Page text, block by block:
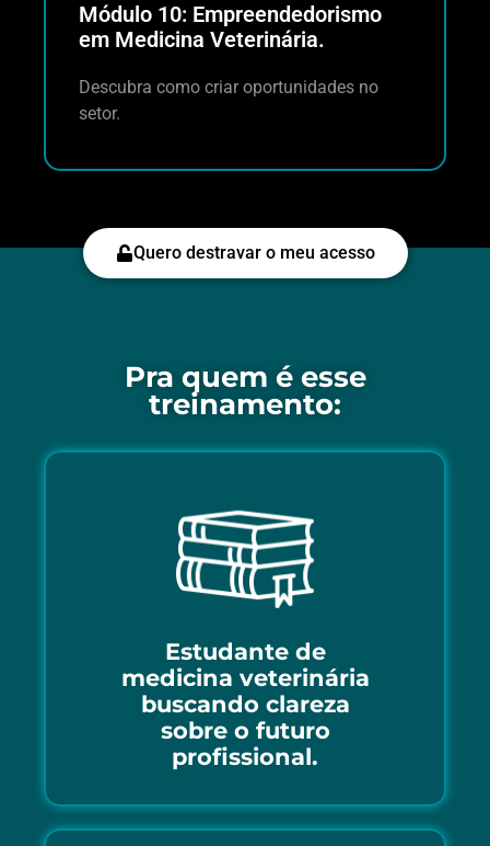
Módulo 10: Empreendedorismo
em Medicina Veterinária.
Descubra como criar oportunidades no
setor.
Quero destravar o meu acesso
Pra quem é esse
treinamento:
Estudante de
medicina veterinária
buscando clareza
sobre o futuro
profissional.